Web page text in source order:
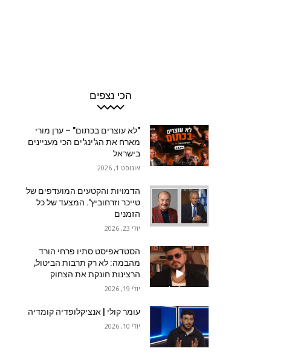
הכי נצפים
"לא עוצרים בכתום" – ערן מורי
מארח את הג'ינג'ים הכי מעניינים
בישראל
אוגוסט 1, 2026
הדמויות והקטעים המועדפים של
טייכר וזרחוביץ'. המצעד של כל
הזמנים
יולי 23, 2026
הסטדאפיסט סתיו פרחי הורד
מהבמה: לא רק תרבות הביטול,
הרצינות חונקת את הצחוק
יולי 19, 2026
עומר קולי | אנציקלופדיה קומדיה
יולי 10, 2026